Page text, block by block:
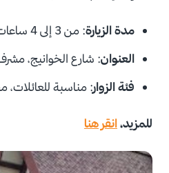
مدة الزيارة: من 3 إلى 4 ساعات
العنوان: شارع الخوانيج،
فئة الزوار: مناسبة للعائلات،
للمزيد،انقر هنا